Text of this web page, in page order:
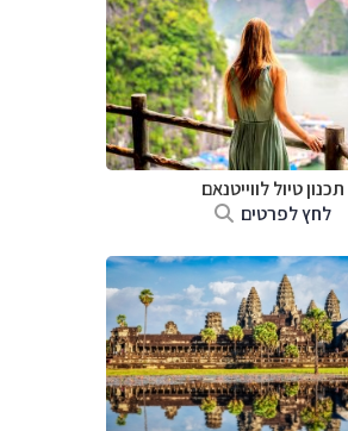
תכנון טיול לווייטנאם
לחץ לפרטים